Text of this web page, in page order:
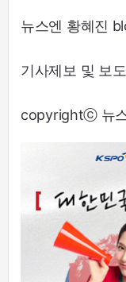
뉴스엔 황혜진
기사제보 및 보
copyrightⓒ 뉴